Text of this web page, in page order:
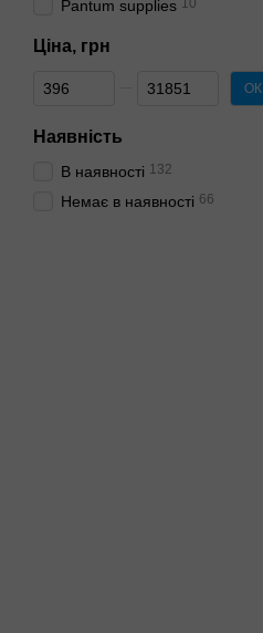
Pantum supplies 10
Ціна, грн
Від Ціна, грн
До Ціна, грн ОК
Наявність
В наявності 132
Немає в наявності 66